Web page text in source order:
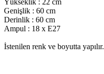
Genişlik : 60 cm
Derinlik : 60 cm
Ampul : 18 x E27
İstenilen renk ve boyutta yapılır.